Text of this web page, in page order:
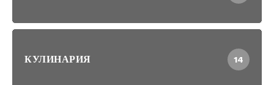
КУЛИНАРИЯ 14